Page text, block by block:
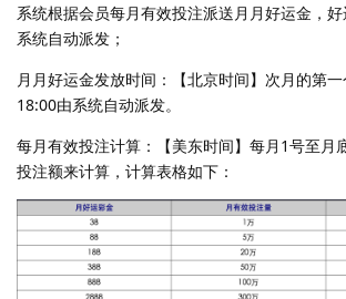
系统根据会员每月有效投注派送月月好运金，
系统自动派发；
月月好运金发放时间：【北京时间】次月的第
18:00由系统自动派发。
每月有效投注计算：【美东时间】每月1号至月
投注额来计算，计算表格如下：